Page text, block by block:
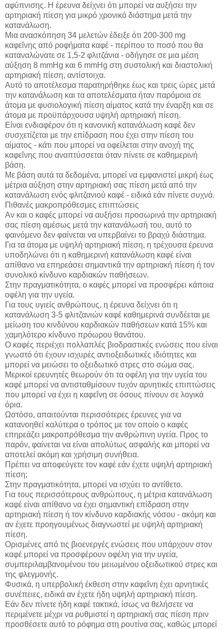
αφύπνισης. Η έρευνα δείχνει ότι μπορεί να αυξήσει την
αρτηριακή πίεση για μικρό χρονικό διάστημα μετά την
κατανάλωση.
Μια ανασκόπηση 34 μελετών έδειξε ότι 200-300 mg
καφεΐνης από ροφήματα καφέ - περίπου το ποσό που θα
καταναλώνατε σε 1,5-2 φλιτζάνια - οδήγησε σε μια μέση
αύξηση 8 mmHg και 6 mmHg στη συστολική και διαστολική
αρτηριακή πίεση, αντίστοιχα.
Αυτό το αποτέλεσμα παρατηρήθηκε έως και τρεις ώρες μετά
την κατανάλωση και τα αποτελέσματα ήταν παρόμοια σε
άτομα με φυσιολογική πίεση αίματος κατά την έναρξη και σε
άτομα με προϋπάρχουσα υψηλή αρτηριακή πίεση.
Είναι ενδιαφέρον ότι η κανονική κατανάλωση καφέ δεν
συσχετίζεται με την επίδραση που έχει στην πίεση του
αίματος - κάτι που μπορεί να οφείλεται στην ανοχή της
καφεΐνης που αναπτύσσεται όταν πίνετε σε καθημερινή
βάση.
Με βάση αυτά τα δεδομένα, μπορεί να εμφανιστεί μικρή έως
μέτρια αύξηση στην αρτηριακή σας πίεση μετά από την
κατανάλωση ενός φλιτζανιού καφέ - ειδικά εάν πίνετε συχνά.
Πιθανές μακροπρόθεσμες επιπτώσεις
Αν και ο καφές μπορεί να αυξήσει προσωρινά την αρτηριακή
σας πίεση αμέσως μετά την κατανάλωσή του, αυτό το
φαινόμενο δεν φαίνεται να υπερβαίνει το βραχύ διάστημα.
Για τα άτομα με υψηλή αρτηριακή πίεση, η τρέχουσα έρευνα
υποδηλώνει ότι η καθημερινή κατανάλωση καφέ είναι
απίθανο να επηρεάσει σημαντικά την αρτηριακή πίεση ή τον
συνολικό κίνδυνο καρδιακών παθήσεων.
Στην πραγματικότητα, ο καφές μπορεί να προσφέρει κάποια
οφέλη για την υγεία.
Για τους υγιείς ανθρώπους, η έρευνα δείχνει ότι η
κατανάλωση 3-5 φλιτζανιών καφέ καθημερινά συνδέεται με
μείωση του κινδύνου καρδιακών παθήσεων κατά 15% και
χαμηλότερο κίνδυνο πρόωρου θανάτου.
Ο καφές περιέχει πολλαπλές βιοδραστικές ενώσεις που είναι
γνωστό ότι έχουν ισχυρές αντιοξειδωτικές ιδιότητες και
μπορεί να μειώσει το οξειδωτικό στρες στο σώμα σας.
Μερικοί ερευνητές θεωρούν ότι τα οφέλη για την υγεία του
καφέ μπορεί να αντισταθμίσουν τυχόν αρνητικές επιπτώσεις
που μπορεί να έχει η καφεΐνη σε όσους πίνουν σε λογικά
όρια.
Ωστόσο, απαιτούνται περισσότερες έρευνες για να
κατανοηθεί καλύτερα ο τρόπος με τον οποίο ο καφές
επηρεάζει μακροπρόθεσμα την ανθρώπινη υγεία. Προς το
παρόν, φαίνεται να είναι απολύτως ασφαλής και μπορεί να
αποτελεί ακόμη και χρήσιμη συνήθεια.
Πρέπει να αποφεύγετε τον καφέ εάν έχετε υψηλή αρτηριακή
πίεση;
Στην πραγματικότητα, μπορεί να ισχύει το αντίθετο.
Για τους περισσότερους ανθρώπους, η μέτρια κατανάλωση
καφέ είναι απίθανο να έχει σημαντική επίδραση στην
αρτηριακή πίεση ή τον κίνδυνο καρδιακής νόσου - ακόμη και
αν έχετε προηγουμένως διαγνωστεί με υψηλή αρτηριακή
πίεση.
Ορισμένες από τις βιοενεργές ενώσεις που υπάρχουν στον
καφέ μπορεί να προσφέρουν οφέλη για την υγεία,
συμπεριλαμβανομένου του μειωμένου οξειδωτικού στρες και
της φλεγμονής.
Φυσικά, η υπερβολική έκθεση στην καφεΐνη έχει αρνητικές
συνέπειες, ειδικά αν έχετε ήδη υψηλή αρτηριακή πίεση.
Εάν δεν πίνετε ήδη καφέ τακτικά, ίσως να θελήσετε να
περιμένετε μέχρι να ρυθμιστεί η αρτηριακή σας πίεση πριν
προσθέσετε αυτό το ρόφημα στη ρουτίνα σας, καθώς μπορεί